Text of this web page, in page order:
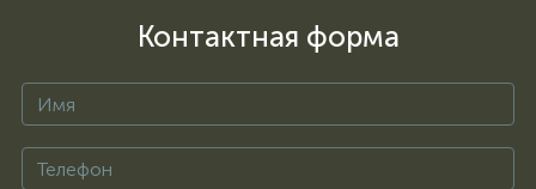
Контактная форма